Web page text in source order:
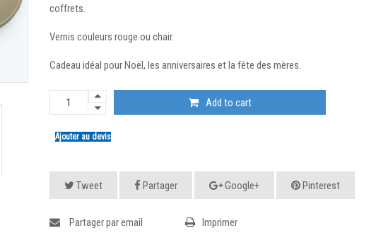
coffrets.
Vernis couleurs rouge ou chair.
Cadeau idéal pour Noël, les anniversaires et la fête des mères.
Add to cart
Ajouter au devis
Tweet Partager Google+ Pinterest
Imprimer
Partager par email